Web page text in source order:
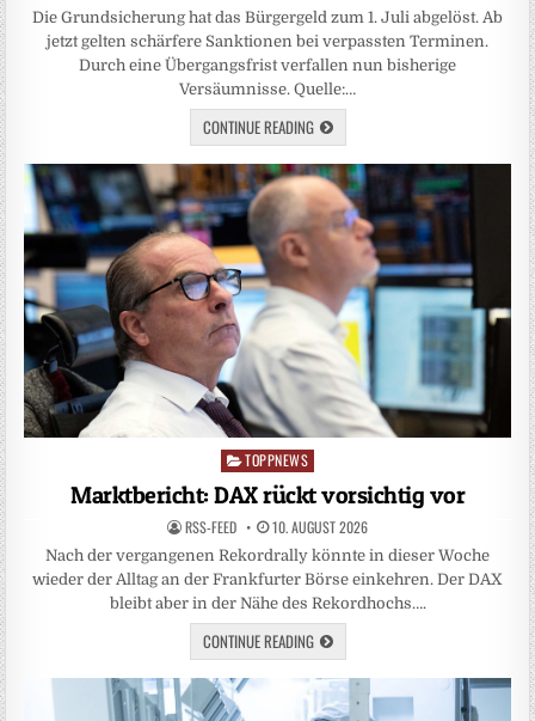
Die Grundsicherung hat das Bürgergeld zum 1. Juli abgelöst. Ab
jetzt gelten schärfere Sanktionen bei verpassten Terminen.
Durch eine Übergangsfrist verfallen nun bisherige
Versäumnisse. Quelle:…
CONTINUE READING
Posted
in
TOPPNEWS
Marktbericht: DAX rückt vorsichtig vor
RSS-FEED 10. AUGUST 2026
Nach der vergangenen Rekordrally könnte in dieser Woche
wieder der Alltag an der Frankfurter Börse einkehren. Der DAX
bleibt aber in der Nähe des Rekordhochs….
CONTINUE READING